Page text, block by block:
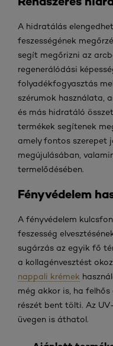
A hidratálás
feszességének
segít megőrizni az
regenerálódási
folyadékfogyasztás
szérumok használata,
és más hidratáló
termékek segítenek
amely fontos szerepet
megújulásában,
termelődésében.
Fényvédelem
A fényvédelem
feszesség
sugárzás az egyik fő
a kollagénvesztést
nappali krémek
még akkor is, ha
részét bent tölti. Az
üvegen is áthatol.